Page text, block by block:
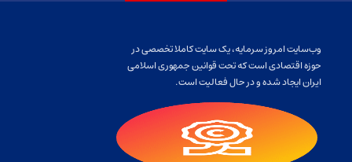
وب‌سایت امروز سرمایه، یک سایت کاملا تخصصی در
حوزه اقتصادی است که تحت قوانین جمهوری اسلامی
ایران ایجاد شده و در حال فعالیت است.